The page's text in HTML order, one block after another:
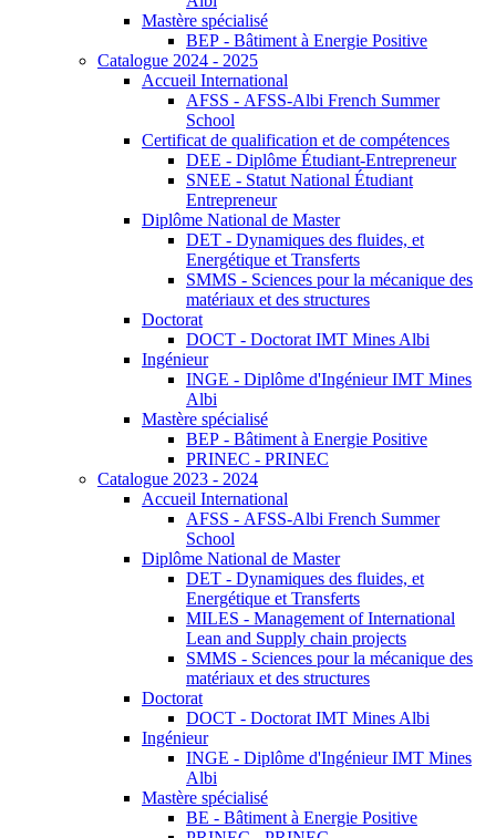
Mastère spécialisé
BEP - Bâtiment à Energie Positive
Catalogue 2024 - 2025
Accueil International
AFSS - AFSS-Albi French Summer
School
Certificat de qualification et de compétences
DEE - Diplôme Étudiant-Entrepreneur
SNEE - Statut National Étudiant
Entrepreneur
Diplôme National de Master
DET - Dynamiques des fluides, et
Energétique et Transferts
SMMS - Sciences pour la mécanique des
matériaux et des structures
Doctorat
DOCT - Doctorat IMT Mines Albi
Ingénieur
INGE - Diplôme d'Ingénieur IMT Mines
Albi
Mastère spécialisé
BEP - Bâtiment à Energie Positive
PRINEC - PRINEC
Catalogue 2023 - 2024
Accueil International
AFSS - AFSS-Albi French Summer
School
Diplôme National de Master
DET - Dynamiques des fluides, et
Energétique et Transferts
MILES - Management of International
Lean and Supply chain projects
SMMS - Sciences pour la mécanique des
matériaux et des structures
Doctorat
DOCT - Doctorat IMT Mines Albi
Ingénieur
INGE - Diplôme d'Ingénieur IMT Mines
Albi
Mastère spécialisé
BE - Bâtiment à Energie Positive